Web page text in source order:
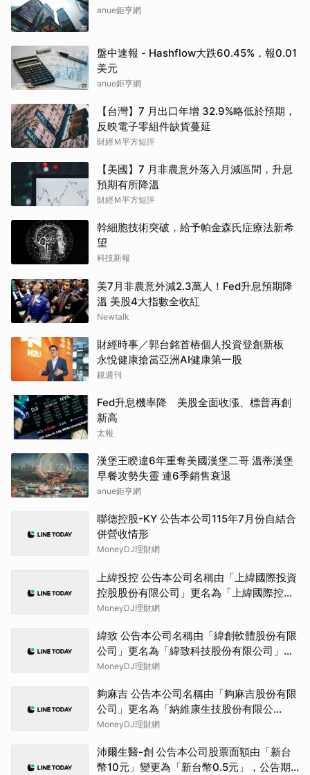
anue鉅亨網
盤中速報 - Hashflow大跌60.45%，報0.01
美元
anue鉅亨網
【台灣】7 月出口年增 32.9%略低於預期，
反映電子零組件缺貨蔓延
財經Ｍ平方短評
【美國】7 月非農意外落入月減區間，升息
預期有所降溫
財經Ｍ平方短評
幹細胞技術突破，給予帕金森氏症療法新希
望
科技新報
美7月非農意外減2.3萬人！Fed升息預期降
溫 美股4大指數全收紅
Newtalk
財經時事／郭台銘首樁個人投資登創新板
永悅健康搶當亞洲AI健康第一股
鏡週刊
Fed升息機率降 美股全面收漲、標普再創
新高
太報
漢堡王睽違6年重奪美國漢堡二哥 溫蒂漢堡
早餐攻勢失靈 連6季銷售衰退
anue鉅亨網
聯德控股-KY 公告本公司115年7月份自結合
併營收情形
MoneyDJ理財網
上緯投控 公告本公司名稱由「上緯國際投資
控股股份有限公司」更名為「上緯國際控股
股份有限公司」，公告期間：115年6月11日
MoneyDJ理財網
緯致 公告本公司名稱由「緯創軟體股份有限
公司」更名為「緯致科技股份有限公司」，
公告期間：115年6月2日至115年9月1日。
MoneyDJ理財網
夠麻吉 公告本公司名稱由「夠麻吉股份有限
公司」更名為「納維康生技股份有限公
司」，公告期間：115年6月29日至115年9
MoneyDJ理財網
沛爾生醫-創 公告本公司股票面額由「新台
幣10元」變更為「新台幣0.5元」，公告期